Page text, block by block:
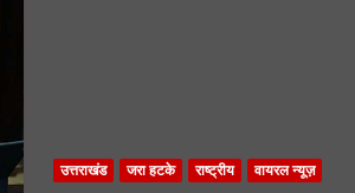
उत्तराखंड जरा हटके राष्ट्रीय वायरल न्यूज़